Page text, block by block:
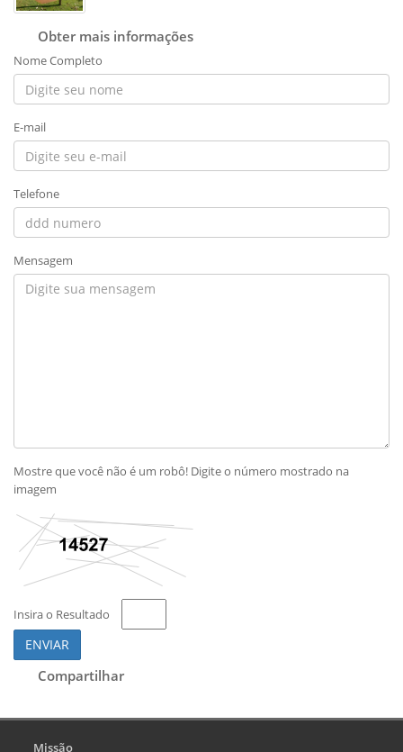
Obter mais informações
Nome Completo
E-mail
Telefone
Mensagem
Mostre que você não é um robô! Digite o número mostrado na
imagem
Insira o Resultado
ENVIAR
Compartilhar
Missão